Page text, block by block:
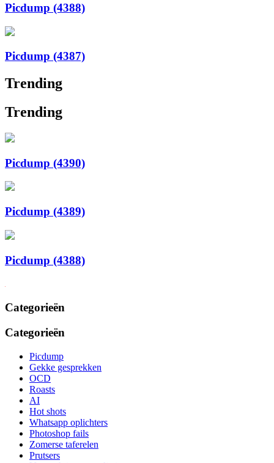
Picdump (4388)
Picdump (4387)
Trending
Trending
Picdump (4390)
Picdump (4389)
Picdump (4388)
Categorieën
Categorieën
Picdump
Gekke gesprekken
OCD
Roasts
AI
Hot shots
Whatsapp oplichters
Photoshop fails
Zomerse taferelen
Prutsers